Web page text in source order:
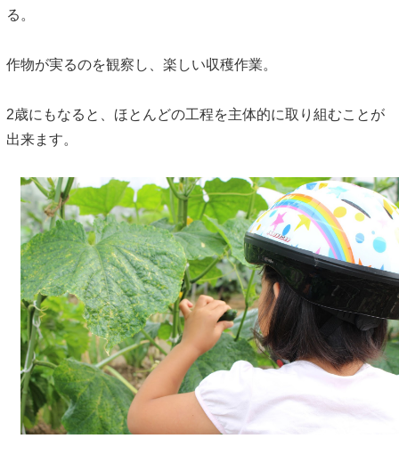
る。
作物が実るのを観察し、楽しい収穫作業。
2歳にもなると、ほとんどの工程を主体的に取り組むことが
出来ます。